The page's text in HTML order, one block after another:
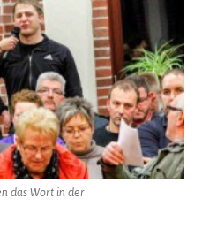
das Wort in der